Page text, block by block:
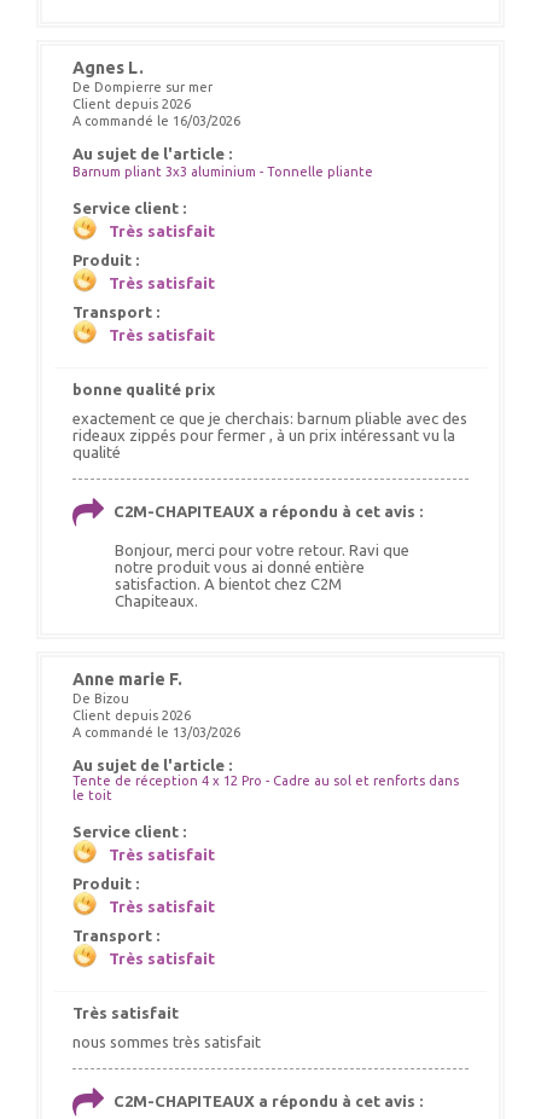
Agnes L.
De Dompierre sur mer
Client depuis 2026
A commandé le 16/03/2026
Au sujet de l'article :
Barnum pliant 3x3 aluminium - Tonnelle pliante
Service client :
Très satisfait
Produit :
Très satisfait
Transport :
Très satisfait
bonne qualité prix
exactement ce que je cherchais: barnum pliable avec des
rideaux zippés pour fermer , à un prix intéressant vu la
qualité
C2M-CHAPITEAUX a répondu à cet avis :
Bonjour, merci pour votre retour. Ravi que
notre produit vous ai donné entière
satisfaction. A bientot chez C2M
Chapiteaux.
Anne marie F.
De Bizou
Client depuis 2026
A commandé le 13/03/2026
Au sujet de l'article :
Tente de réception 4 x 12 Pro - Cadre au sol et renforts dans
le toit
Service client :
Très satisfait
Produit :
Très satisfait
Transport :
Très satisfait
Très satisfait
nous sommes très satisfait
C2M-CHAPITEAUX a répondu à cet avis :